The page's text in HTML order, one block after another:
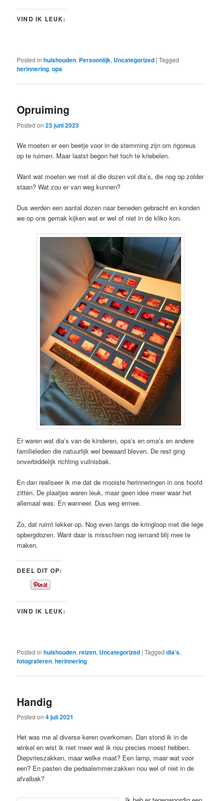
VIND IK LEUK:
Posted in huishouden, Persoonlijk, Uncategorized |Tagged
herinnering,opa
Opruiming
Posted on23 juni 2023
We moeten er een beetje voor in de stemming zijn om rigoreus
op te ruimen. Maar laatst begon het toch te kriebelen.
Want wat moeten we met al die dozen vol dia’s, die nog op zolder
staan? Wat zou er van weg kunnen?
Dus werden een aantal dozen naar beneden gebracht en konden
we op ons gemak kijken wat er wel of niet in de kliko kon.
Er waren wat dia’s van de kinderen, opa’s en oma’s en andere
familieleden die natuurlijk wel bewaard bleven. De rest ging
onverbiddelijk richting vuilnisbak.
En dan realiseer ik me dat de mooiste herinneringen in ons hoofd
zitten. De plaatjes waren leuk, maar geen idee meer waar het
allemaal was. En wanneer. Dus weg ermee.
Zo, dat ruimt lekker op. Nog even langs de kringloop met die lege
opbergdozen. Want daar is misschien nog iemand blij mee te
maken.
DEEL DIT OP:
VIND IK LEUK:
Posted in huishouden,reizen, Uncategorized |Tagged dia's,
fotograferen,herinnering
Handig
Posted on4 juli 2021
Het was me al diverse keren overkomen. Dan stond ik in de
winkel en wist ik niet meer wat ik nou precies moest hebben.
Diepvrieszakken, maar welke maat? Een lamp, maar wat voor
een? En pasten die pedaalemmer-zakken nou wel of niet in de
afvalbak?